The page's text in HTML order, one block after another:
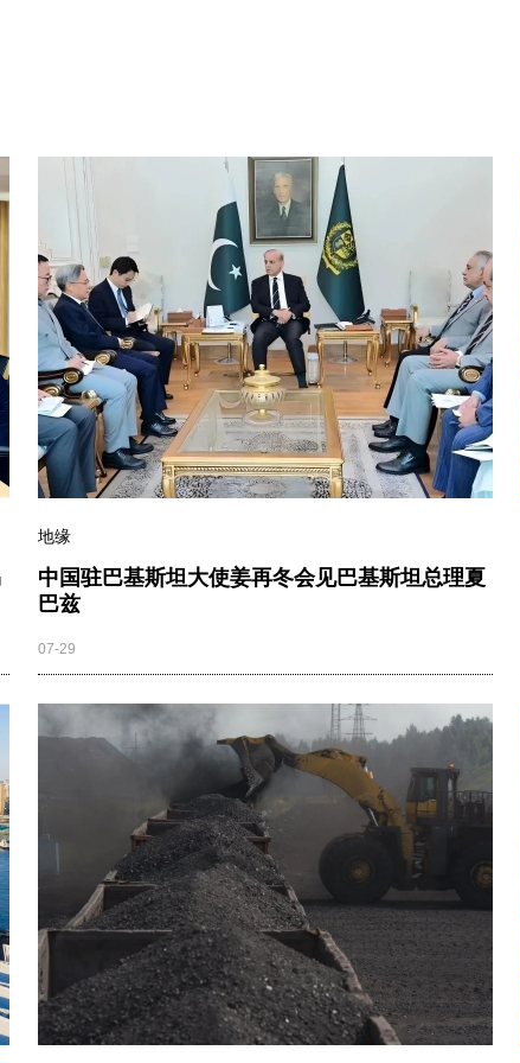
地缘
中国驻巴基斯坦大使姜再冬会见巴基斯坦总理夏
巴兹
07-29